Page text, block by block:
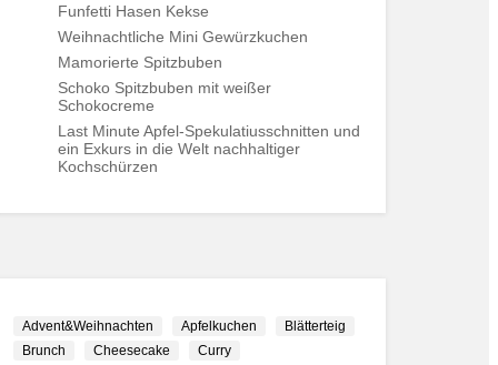
Funfetti Hasen Kekse
Weihnachtliche Mini Gewürzkuchen
Mamorierte Spitzbuben
Schoko Spitzbuben mit weißer
Schokocreme
Last Minute Apfel-Spekulatiusschnitten und
ein Exkurs in die Welt nachhaltiger
Kochschürzen
Advent&Weihnachten Apfelkuchen
Blätterteig
Brunch
Cheesecake
Curry